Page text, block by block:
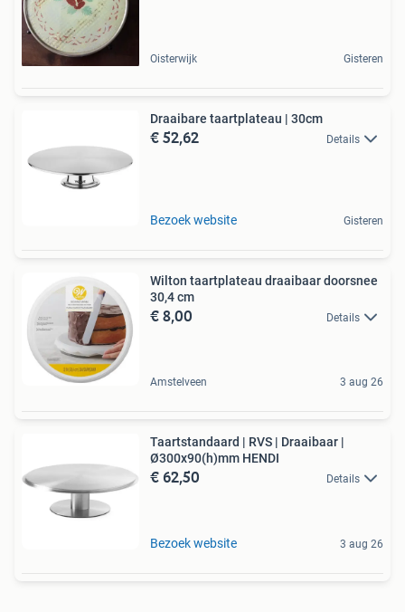
Oisterwijk Gisteren
Draaibare taartplateau | 30cm
€ 52,62 Details
Bezoek website Gisteren
Wilton taartplateau draaibaar doorsnee
30,4 cm
€ 8,00 Details
Amstelveen 3 aug 26
Taartstandaard | RVS | Draaibaar |
Ø300x90(h)mm HENDI
€ 62,50 Details
Bezoek website 3 aug 26